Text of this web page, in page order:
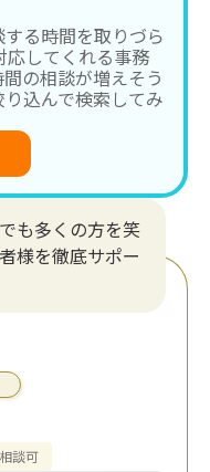
る時間を取りづら
応してくれる事務
の相談が増えそう
込んで検索してみ
も多くの方を笑
様を徹底サポー
談可